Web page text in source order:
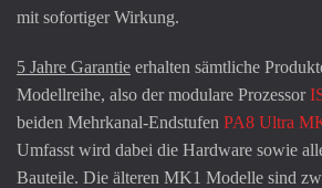
mit sofortiger Wirkung.
5 Jahre Garantie erhalten sämtliche
Modellreihe, also der modulare Prozessor
beiden Mehrkanal-Endstufen PA8 Ultra
Umfasst wird dabei die Hardware sowie
Bauteile. Die älteren MK1 Modelle sind